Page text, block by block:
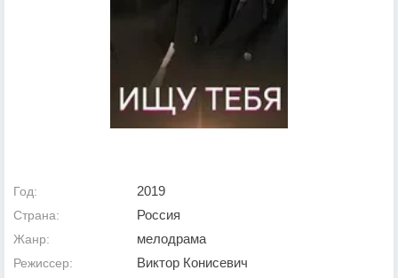
Год: 2019
Страна: Россия
Жанр: мелодрама
Режиссер: Виктор Конисевич